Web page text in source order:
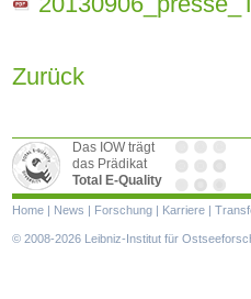
Zurück
Das IOW trägt
das Prädikat
Total E-Quality
Navigation
überspringen
Home | News | Forschung | Karriere |
© 2008-2026 Leibniz-Institut für